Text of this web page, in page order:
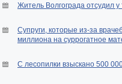
Житель Волгограда отсудил
Супруги, которые из-за
миллиона на суррогатное
С лесопилки взыскано 500